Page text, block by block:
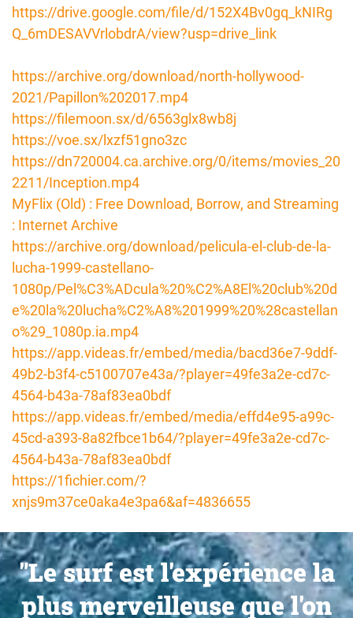
https://drive.google.com/file/d/152X4Bv0gq_kNIRg
Q_6mDESAVVrlobdrA/view?usp=drive_link
https://archive.org/download/north-hollywood-
2021/Papillon%202017.mp4
https://filemoon.sx/d/6563glx8wb8j
https://voe.sx/lxzf51gno3zc
https://dn720004.ca.archive.org/0/items/movies_20
2211/Inception.mp4
MyFlix (Old) : Free Download, Borrow, and Streaming
: Internet Archive
https://archive.org/download/pelicula-el-club-de-la-
lucha-1999-castellano-
1080p/Pel%C3%ADcula%20%C2%A8El%20club%20d
e%20la%20lucha%C2%A8%201999%20%28castellan
o%29_1080p.ia.mp4
https://app.videas.fr/embed/media/bacd36e7-9ddf-
49b2-b3f4-c5100707e43a/?player=49fe3a2e-cd7c-
4564-b43a-78af83ea0bdf
https://app.videas.fr/embed/media/effd4e95-a99c-
45cd-a393-8a82fbce1b64/?player=49fe3a2e-cd7c-
4564-b43a-78af83ea0bdf
https://1fichier.com/?
xnjs9m37ce0aka4e3pa6&af=4836655
"Le surf est l'expérience la
plus merveilleuse que l'on